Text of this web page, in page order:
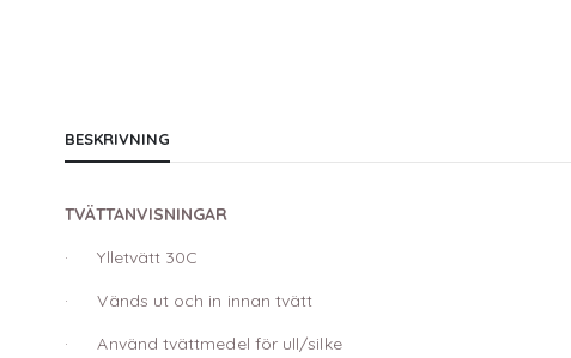
BESKRIVNING
TVÄTTANVISNINGAR
· Ylletvätt 30C
· Vänds ut och in innan tvätt
· Använd tvättmedel för ull/silke